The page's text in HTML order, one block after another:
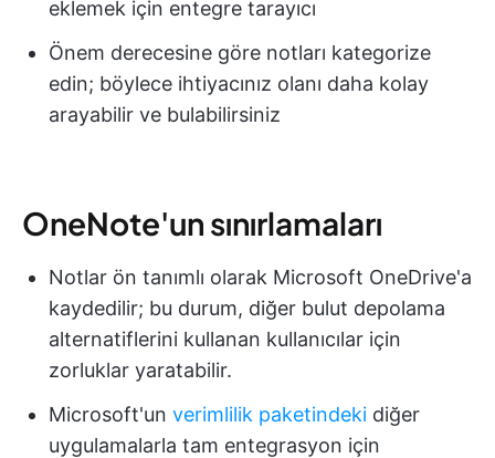
eklemek için entegre tarayıcı
Önem derecesine göre notları kategorize
edin; böylece ihtiyacınız olanı daha kolay
arayabilir ve bulabilirsiniz
OneNote'un sınırlamaları
Notlar ön tanımlı olarak Microsoft OneDrive'a
kaydedilir; bu durum, diğer bulut depolama
alternatiflerini kullanan kullanıcılar için
zorluklar yaratabilir.
Microsoft'un verimlilik paketindeki diğer
uygulamalarla tam entegrasyon için